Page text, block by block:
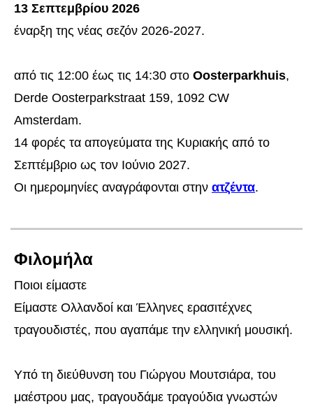
13 Σεπτεμβρίου 2026
έναρξη της νέας σεζόν 2026-2027.
από τις 12:00 έως τις 14:30 στο Oosterparkhuis,
Derde Oosterparkstraat 159, 1092 CW
Amsterdam.
14 φορές τα απογεύματα της Κυριακής από το
Σεπτέμβριο ως τον Ιούνιο 2027.
Οι ημερομηνίες αναγράφονται στην ατζέντα.
Φιλομήλα
Ποιοι είμαστε
Είμαστε Ολλανδοί και Έλληνες ερασιτέχνες
τραγουδιστές, που αγαπάμε την ελληνική μουσική.
Υπό τη διεύθυνση του Γιώργου Μουτσιάρα, του
μαέστρου μας, τραγουδάμε τραγούδια γνωστών